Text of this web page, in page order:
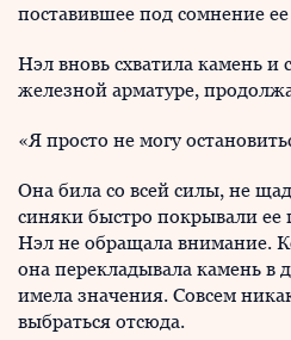
поставившее под сомнение
Нэл вновь схватила камень и
железной арматуре,
«Я просто не могу
Она била со всей силы, не
синяки быстро покрывали
Нэл не обращала внимание.
она перекладывала камень в
имела значения. Совсем
выбраться отсюда.